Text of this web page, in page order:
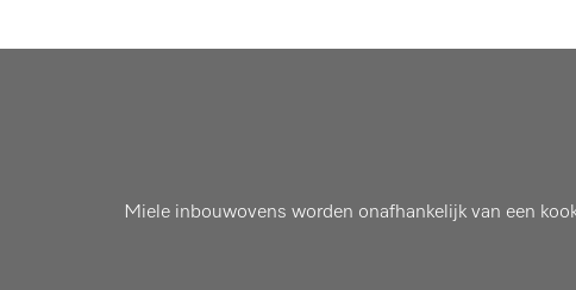
Miele inbouwovens worden onafhankelijk van een